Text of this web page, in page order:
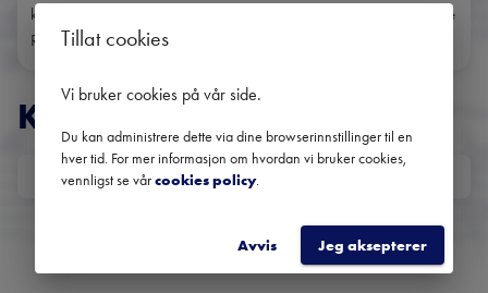
kunstneriske opplevelser med oss. Hjertelig velkommen til eventyrlige
Ramme!
KONSERTER
DATO
Bruk datofilteret for å se tidligere konserter.
Tillat cookies
Vi bruker cookies på vår side.
Du kan administrere dette via dine browserinnstillinger til en
hver tid. For mer informasjon om hvordan vi bruker cookies,
vennligst se vårcookies policy.
Avvis Jeg aksepterer